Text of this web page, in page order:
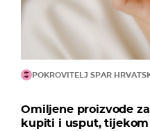
POKROVITELJ SPAR
Omiljene proizvode
kupiti i usput,